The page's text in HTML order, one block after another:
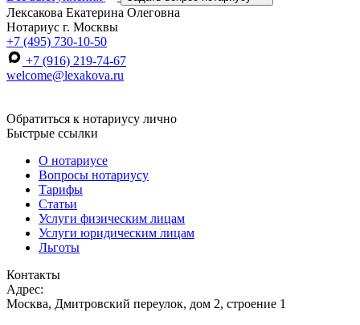
Лексакова Екатерина Олеговна
Нотариус г. Москвы
+7 (495) 730-10-50
+7 (916) 219-74-67
welcome@lexakova.ru
Обратиться к нотариусу лично
Быстрые ссылки
О нотариусе
Вопросы нотариусу
Тарифы
Статьи
Услуги физическим лицам
Услуги юридическим лицам
Льготы
Контакты
Адрес:
Москва, Дмитровский переулок, дом 2, строение 1